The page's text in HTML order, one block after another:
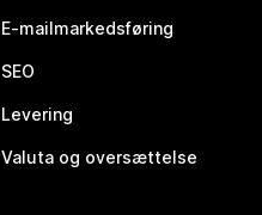
E-mailmarkedsføring
SEO
Levering
Valuta og oversættelse